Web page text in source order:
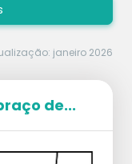
janeiro 2026
de...